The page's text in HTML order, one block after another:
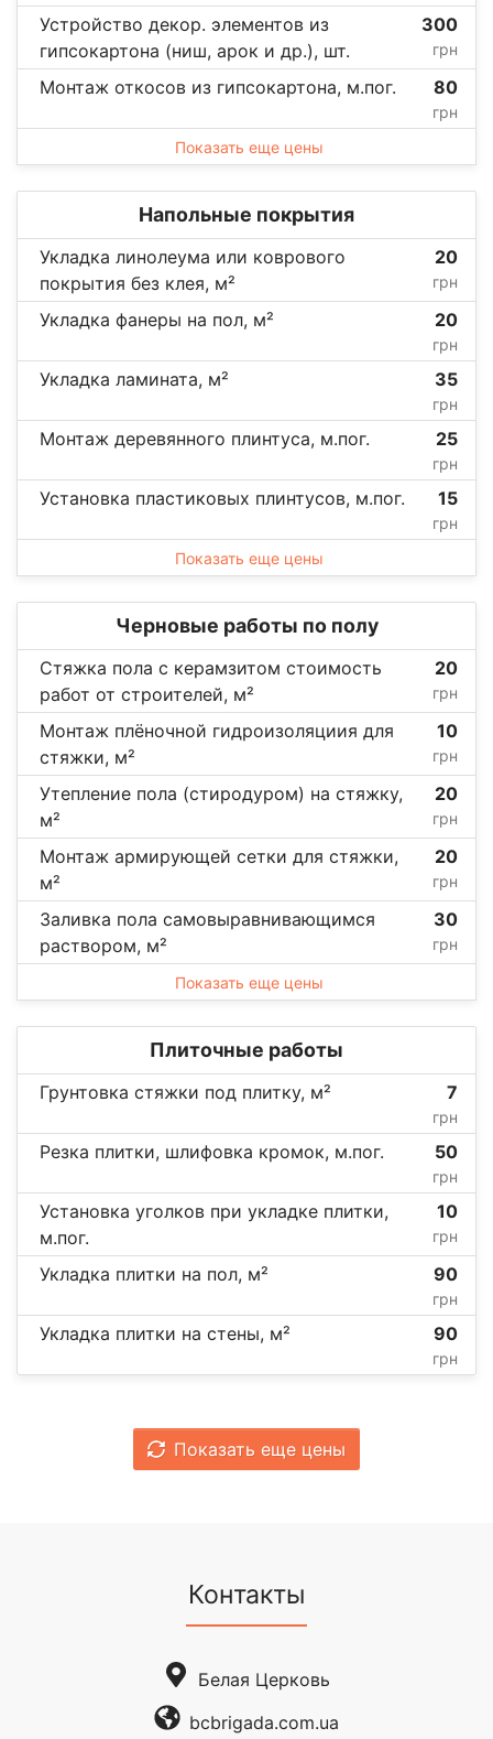
Устройство декор. элементов из
гипсокартона (ниш, арок и др.), шт.
300
грн
Монтаж откосов из гипсокартона, м.пог. 80
грн
Показать еще цены
Напольные покрытия
Укладка линолеума или коврового
покрытия без клея, м²
20
грн
Укладка фанеры на пол, м² 20
грн
Укладка ламината, м² 35
грн
Монтаж деревянного плинтуса, м.пог. 25
грн
Установка пластиковых плинтусов, м.пог. 15
грн
Показать еще цены
Черновые работы по полу
Стяжка пола с керамзитом стоимость
работ от строителей, м²
20
грн
Монтаж плёночной гидроизоляциия для
стяжки, м²
10
грн
Утепление пола (стиродуром) на стяжку,
м²
20
грн
Монтаж армирующей сетки для стяжки,
м²
20
грн
Заливка пола самовыравнивающимся
раствором, м²
30
грн
Показать еще цены
Плиточные работы
Грунтовка стяжки под плитку, м² 7
грн
Резка плитки, шлифовка кромок, м.пог. 50
грн
Установка уголков при укладке плитки,
м.пог.
10
грн
Укладка плитки на пол, м² 90
грн
Укладка плитки на стены, м² 90
грн
Показать еще цены
Контакты
Белая Церковь
bcbrigada.com.ua